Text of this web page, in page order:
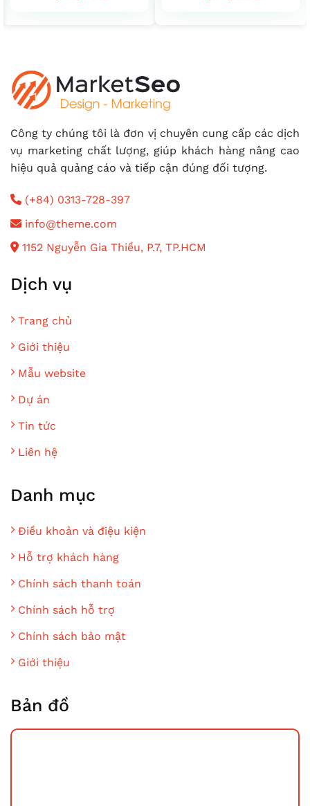
Công ty chúng tôi là đơn vị chuyên cung cấp các dịch
vụ marketing chất lượng, giúp khách hàng nâng cao
hiệu quả quảng cáo và tiếp cận đúng đối tượng.
(+84) 0313-728-397
info@theme.com
1152 Nguyễn Gia Thiều, P.7, TP.HCM
Dịch vụ
Trang chủ
Giới thiệu
Mẫu website
Dự án
Tin tức
Liên hệ
Danh mục
Điều khoản và điệu kiện
Hỗ trợ khách hàng
Chính sách thanh toán
Chính sách hỗ trợ
Chính sách bảo mật
Giới thiệu
Bản đồ